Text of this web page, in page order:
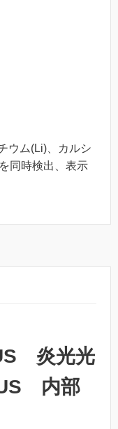
ウム(Li)、カルシ
同時検出、表示
炎光光
内部